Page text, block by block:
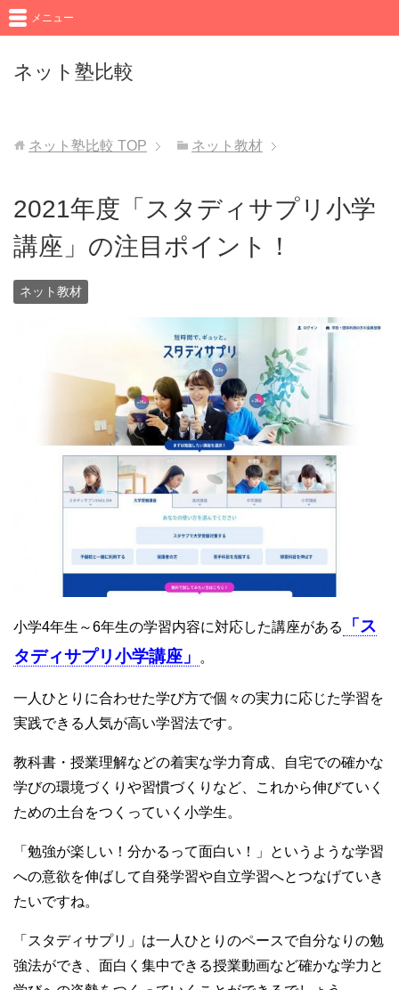
ネット塾比較
メニュー
ネット塾比較 TOP ネット教材
2021年度「スタディサプリ小学
講座」の注目ポイント！
ネット教材
小学4年生～6年生の学習内容に対応した講座がある
「ス
タディサプリ小学講座」
。
一人ひとりに合わせた学び方で個々の実力に応じた学習を
実践できる人気が高い学習法です。
教科書・授業理解などの着実な学力育成、自宅での確かな
学びの環境づくりや習慣づくりなど、これから伸びていく
ための土台をつくっていく小学生。
「勉強が楽しい！分かるって面白い！」というような学習
への意欲を伸ばして自発学習や自立学習へとつなげていき
たいですね。
「スタディサプリ」は一人ひとりのペースで自分なりの勉
強法ができ、面白く集中できる授業動画など確かな学力と